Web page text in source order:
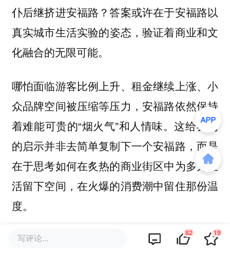
仆后继挤进安福路？答案或许在于安福路以
真实城市生活实验的姿态，验证着商业和文
化融合的无限可能。
哪怕面临游客比例上升、租金继续上涨、小
众品牌空间被压缩等压力，安福路依然保持
着难能可贵的“烟火气”和人情味。这给我们
的启示并非去简单复制下一个安福路，而是
在于思考如何在炙热的商业街区中为多元生
活留下空间，在火爆的消费潮中留住那份温
度。
安福路的走红让各界开始寻找和培养“下一
写评论... 82 19